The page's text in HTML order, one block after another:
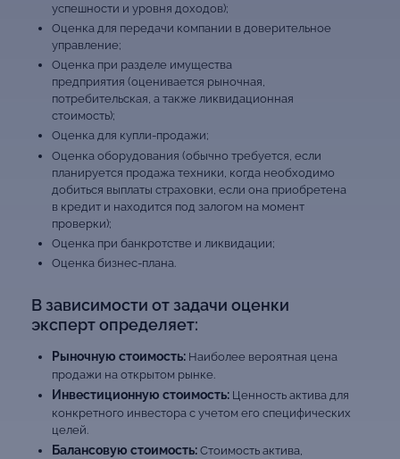
успешности и уровня доходов);
Оценка для передачи компании в доверительное
управление;
Оценка при разделе имущества
предприятия (оценивается рыночная,
потребительская, а также ликвидационная
стоимость);
Оценка для купли-продажи;
Оценка оборудования (обычно требуется, если
планируется продажа техники, когда необходимо
добиться выплаты страховки, если она приобретена
в кредит и находится под залогом на момент
проверки);
Оценка при банкротстве и ликвидации;
Оценка бизнес-плана.
В зависимости от задачи оценки
эксперт определяет:
Рыночную стоимость:Наиболее вероятная цена
продажи на открытом рынке.
Инвестиционную стоимость:Ценность актива для
конкретного инвестора с учетом его специфических
целей.
Балансовую стоимость:Стоимость актива,